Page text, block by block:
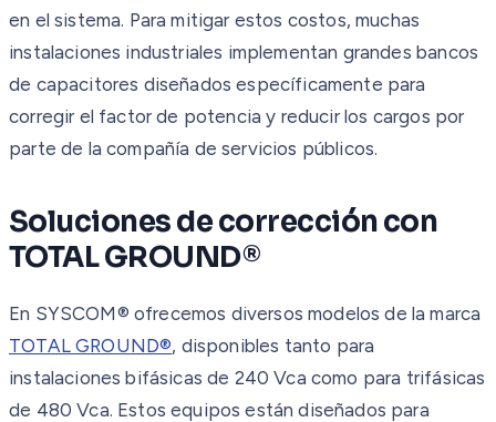
en el sistema. Para mitigar estos costos, muchas
instalaciones industriales implementan grandes bancos
de capacitores diseñados específicamente para
corregir el factor de potencia y reducir los cargos por
parte de la compañía de servicios públicos.
Soluciones de corrección con
TOTAL GROUND®
En SYSCOM® ofrecemos diversos modelos de la marca
TOTAL GROUND®, disponibles tanto para
instalaciones bifásicas de 240 Vca como para trifásicas
de 480 Vca. Estos equipos están diseñados para